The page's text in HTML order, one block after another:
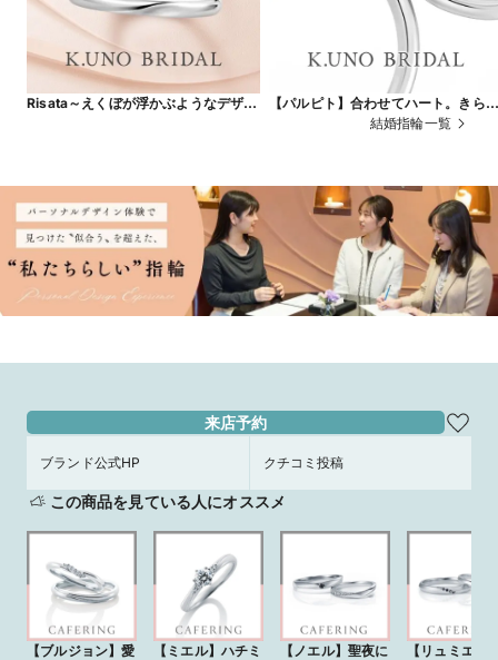
Risata～えくぼが浮かぶようなデザイ
【パルピト】合わせてハート。きらめ
くダイヤは愛の輝き結婚指輪一覧
来店予約
ブランド公式HP クチコミ投稿
この商品を見ている人にオススメ
【ブルジョン】愛
【ミエル】ハチミ
【ノエル】聖夜に
【リュミエー